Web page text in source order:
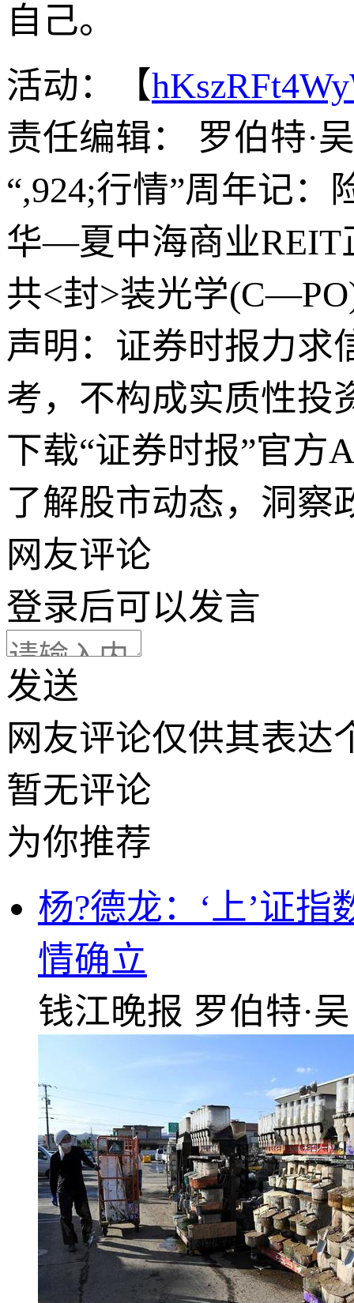
自己。
活动：【
责任编辑： 罗伯特·吴
“,924;行情”周年记
华—夏中海商业REIT
共<封>装光学
声明：证券时报力求
考，不构成实质性投
下载“证券时报”官方
了解股市动态，洞察
网友评论
登录后可以发言
发送
网友评论仅供其表达
暂无评论
为你推荐
杨?德龙：‘上’证
情确立
钱江晚报 罗伯特·吴